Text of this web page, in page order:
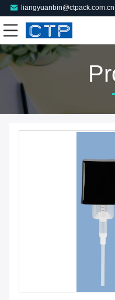
liangyuanbin@ctpack.com.cn